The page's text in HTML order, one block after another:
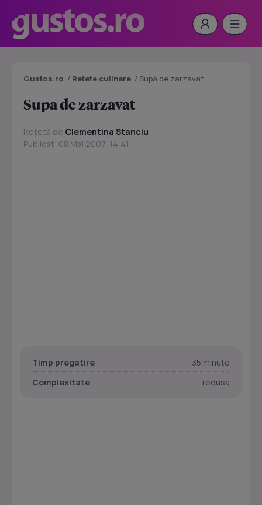
Gustos.ro / Retete culinare / Supa de zarzavat
Supa de zarzavat
Rețetă de Clementina Stanciu
Publicat: 08 Mai 2007, 14:41
Timp pregatire
35 minute
Complexitate
redusa